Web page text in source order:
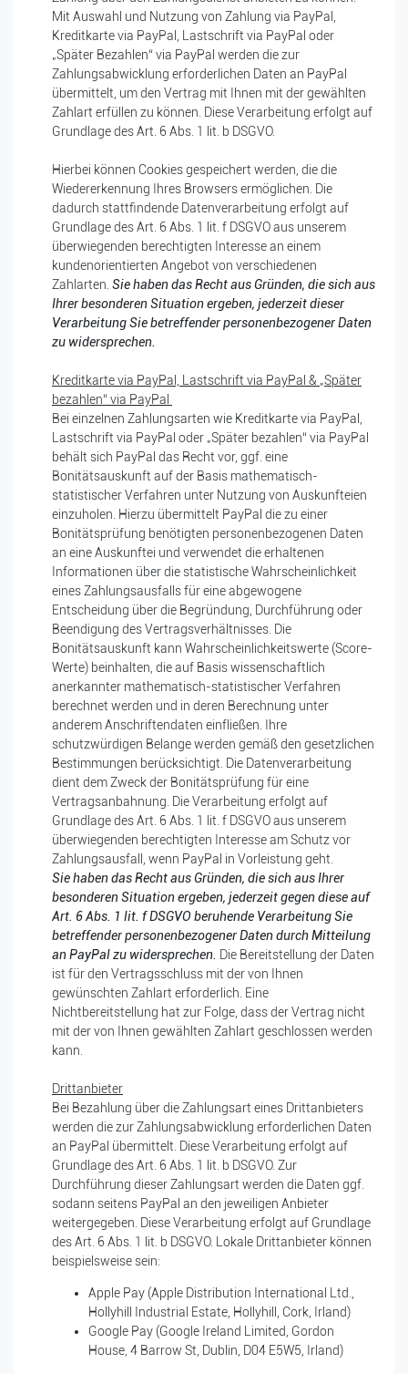
Mit Auswahl und Nutzung von Zahlung via PayPal,
Kreditkarte via PayPal, Lastschrift via PayPal oder
„Später Bezahlen“ via PayPal werden die zur
Zahlungsabwicklung erforderlichen Daten an PayPal
übermittelt, um den Vertrag mit Ihnen mit der gewählten
Zahlart erfüllen zu können. Diese Verarbeitung erfolgt auf
Grundlage des Art. 6 Abs. 1 lit. b DSGVO.
Hierbei können Cookies gespeichert werden, die die
Wiedererkennung Ihres Browsers ermöglichen. Die
dadurch stattfindende Datenverarbeitung erfolgt auf
Grundlage des Art. 6 Abs. 1 lit. f DSGVO aus unserem
überwiegenden berechtigten Interesse an einem
kundenorientierten Angebot von verschiedenen
Zahlarten. Sie haben das Recht aus Gründen, die sich aus
Ihrer besonderen Situation ergeben, jederzeit dieser
Verarbeitung Sie betreffender personenbezogener Daten
zu widersprechen.
Kreditkarte via PayPal, Lastschrift via PayPal & „Später
bezahlen“ via PayPal
Bei einzelnen Zahlungsarten wie Kreditkarte via PayPal,
Lastschrift via PayPal oder „Später bezahlen“ via PayPal
behält sich PayPal das Recht vor, ggf. eine
Bonitätsauskunft auf der Basis mathematisch-
statistischer Verfahren unter Nutzung von Auskunfteien
einzuholen. Hierzu übermittelt PayPal die zu einer
Bonitätsprüfung benötigten personenbezogenen Daten
an eine Auskunftei und verwendet die erhaltenen
Informationen über die statistische Wahrscheinlichkeit
eines Zahlungsausfalls für eine abgewogene
Entscheidung über die Begründung, Durchführung oder
Beendigung des Vertragsverhältnisses. Die
Bonitätsauskunft kann Wahrscheinlichkeitswerte (Score-
Werte) beinhalten, die auf Basis wissenschaftlich
anerkannter mathematisch-statistischer Verfahren
berechnet werden und in deren Berechnung unter
anderem Anschriftendaten einfließen. Ihre
schutzwürdigen Belange werden gemäß den gesetzlichen
Bestimmungen berücksichtigt. Die Datenverarbeitung
dient dem Zweck der Bonitätsprüfung für eine
Vertragsanbahnung. Die Verarbeitung erfolgt auf
Grundlage des Art. 6 Abs. 1 lit. f DSGVO aus unserem
überwiegenden berechtigten Interesse am Schutz vor
Zahlungsausfall, wenn PayPal in Vorleistung geht.
Sie haben das Recht aus Gründen, die sich aus Ihrer
besonderen Situation ergeben, jederzeit gegen diese auf
Art. 6 Abs. 1 lit. f DSGVO beruhende Verarbeitung Sie
betreffender personenbezogener Daten durch Mitteilung
an PayPal zu widersprechen. Die Bereitstellung der Daten
ist für den Vertragsschluss mit der von Ihnen
gewünschten Zahlart erforderlich. Eine
Nichtbereitstellung hat zur Folge, dass der Vertrag nicht
mit der von Ihnen gewählten Zahlart geschlossen werden
kann.
Drittanbieter
Bei Bezahlung über die Zahlungsart eines Drittanbieters
werden die zur Zahlungsabwicklung erforderlichen Daten
an PayPal übermittelt. Diese Verarbeitung erfolgt auf
Grundlage des Art. 6 Abs. 1 lit. b DSGVO. Zur
Durchführung dieser Zahlungsart werden die Daten ggf.
sodann seitens PayPal an den jeweiligen Anbieter
weitergegeben. Diese Verarbeitung erfolgt auf Grundlage
des Art. 6 Abs. 1 lit. b DSGVO. Lokale Drittanbieter können
beispielsweise sein:
Apple Pay (Apple Distribution International Ltd.,
Hollyhill Industrial Estate, Hollyhill, Cork, Irland)
Google Pay (Google Ireland Limited, Gordon
House, 4 Barrow St, Dublin, D04 E5W5, Irland)